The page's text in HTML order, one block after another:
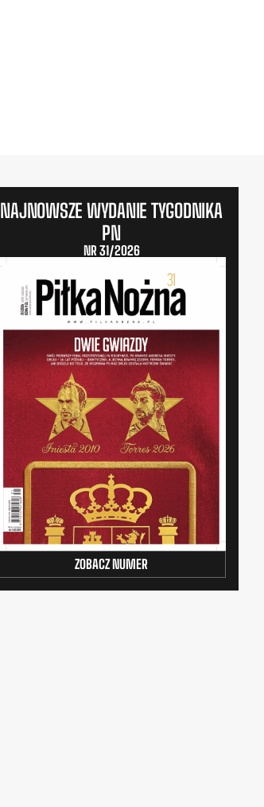
NAJNOWSZE WYDANIE TYGODNIKA
PN
NR 31/2026
ZOBACZ NUMER